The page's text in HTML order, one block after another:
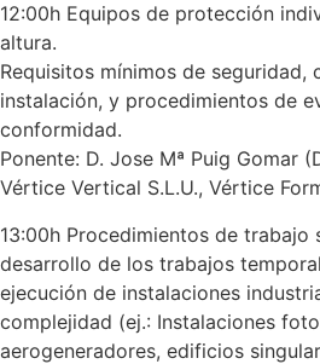
12:00h Equipos de protección
altura.
Requisitos mínimos de seguridad,
instalación, y procedimientos de
conformidad.
Ponente: D. Jose Mª Puig Gomar
Vértice Vertical S.L.U., Vértice
13:00h Procedimientos de trabajo
desarrollo de los trabajos
ejecución de instalaciones
complejidad (ej.: Instalaciones
aerogeneradores, edificios